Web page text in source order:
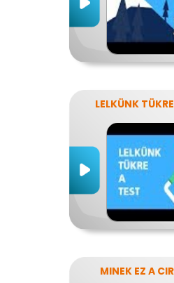
LELKÜNK
MINEK EZ A